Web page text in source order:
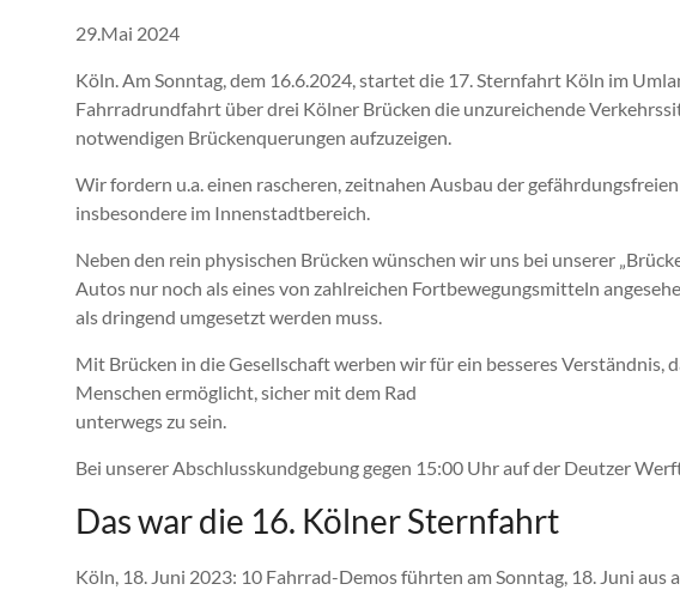
29.Mai 2024
Köln. Am Sonntag, dem 16.6.2024, startet die 17. Sternfahrt Köln im
Fahrradrundfahrt über drei Kölner Brücken die unzureichende
notwendigen Brückenquerungen aufzuzeigen.
Wir fordern u.a. einen rascheren, zeitnahen Ausbau der
insbesondere im Innenstadtbereich.
Neben den rein physischen Brücken wünschen wir uns bei unserer
Autos nur noch als eines von zahlreichen Fortbewegungsmitteln
als dringend umgesetzt werden muss.
Mit Brücken in die Gesellschaft werben wir für ein besseres
Menschen ermöglicht, sicher mit dem Rad
unterwegs zu sein.
Bei unserer Abschlusskundgebung gegen 15:00 Uhr auf der Deutzer
Das war die 16. Kölner Sternfahrt
Köln, 18. Juni 2023: 10 Fahrrad-Demos führten am Sonntag, 18. Juni